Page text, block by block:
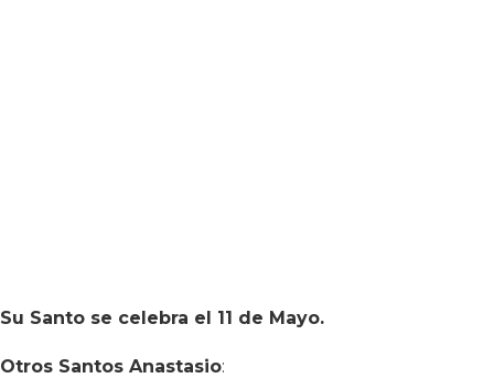
Su Santo se celebra el 11 de Mayo.
Otros Santos Anastasio: